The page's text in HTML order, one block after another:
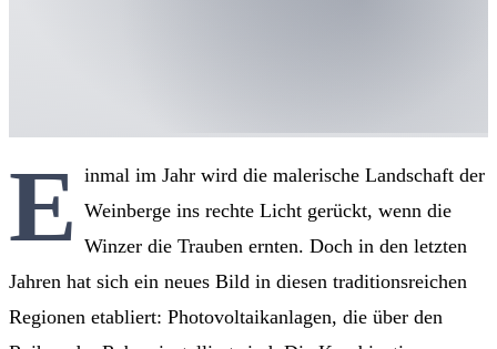
E inmal im Jahr wird die malerische Landschaft der
Weinberge ins rechte Licht gerückt, wenn die
Winzer die Trauben ernten. Doch in den letzten
Jahren hat sich ein neues Bild in diesen traditionsreichen
Regionen etabliert: Photovoltaikanlagen, die über den